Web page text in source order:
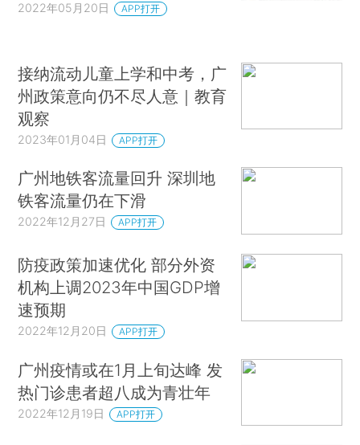
2022年05月20日 APP打开
接纳流动儿童上学和中考，广
州政策意向仍不尽人意｜教育
观察
2023年01月04日 APP打开
广州地铁客流量回升 深圳地
铁客流量仍在下滑
2022年12月27日 APP打开
防疫政策加速优化 部分外资
机构上调2023年中国GDP增
速预期
2022年12月20日 APP打开
广州疫情或在1月上旬达峰 发
热门诊患者超八成为青壮年
2022年12月19日 APP打开